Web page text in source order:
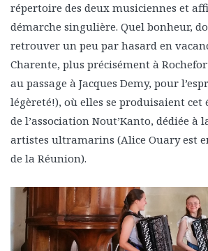
répertoire des deux musiciennes et
démarche singulière. Quel bonheur,
retrouver un peu par hasard en
Charente, plus précisément à
au passage à Jacques Demy, pour
légèreté!), où elles se produisaient
de l’association Nout’Kanto, dédiée à
artistes ultramarins (Alice Ouary est
de la Réunion).